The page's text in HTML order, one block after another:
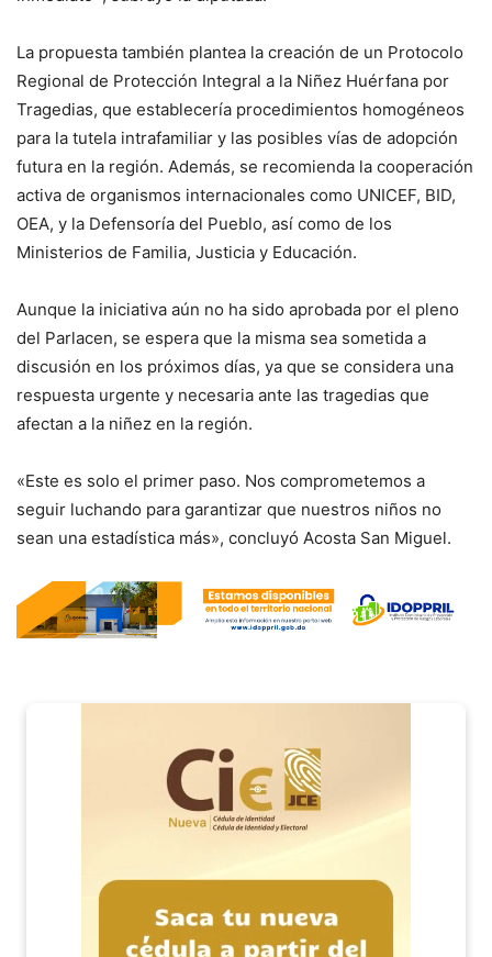
La propuesta también plantea la creación de un Protocolo
Regional de Protección Integral a la Niñez Huérfana por
Tragedias, que establecería procedimientos homogéneos
para la tutela intrafamiliar y las posibles vías de adopción
futura en la región. Además, se recomienda la cooperación
activa de organismos internacionales como UNICEF, BID,
OEA, y la Defensoría del Pueblo, así como de los
Ministerios de Familia, Justicia y Educación.
Aunque la iniciativa aún no ha sido aprobada por el pleno
del Parlacen, se espera que la misma sea sometida a
discusión en los próximos días, ya que se considera una
respuesta urgente y necesaria ante las tragedias que
afectan a la niñez en la región.
«Este es solo el primer paso. Nos comprometemos a
seguir luchando para garantizar que nuestros niños no
sean una estadística más», concluyó Acosta San Miguel.